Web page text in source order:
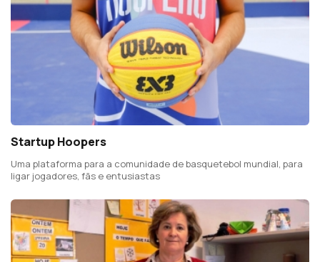
Startup Hoopers
Uma plataforma para a comunidade de basquetebol mundial, para
ligar jogadores, fãs e entusiastas